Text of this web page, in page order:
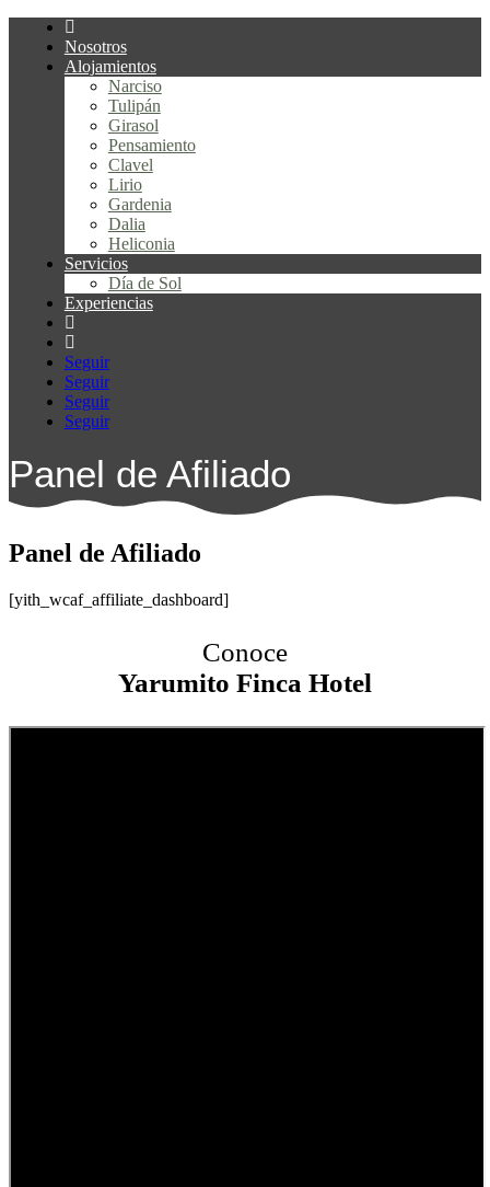
Nosotros
Alojamientos
Narciso
Tulipán
Girasol
Pensamiento
Clavel
Lirio
Gardenia
Dalia
Heliconia
Servicios
Día de Sol
Experiencias
Seguir
Seguir
Seguir
Seguir
Panel de Afiliado
Panel de Afiliado
[yith_wcaf_affiliate_dashboard]
Conoce
Yarumito Finca Hotel